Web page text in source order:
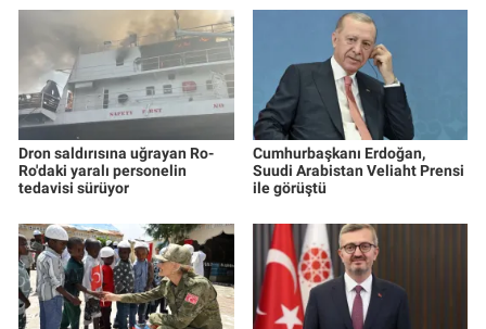
Dron saldırısına uğrayan Ro-
Ro'daki yaralı personelin
tedavisi sürüyor
Cumhurbaşkanı Erdoğan,
Suudi Arabistan Veliaht Prensi
ile görüştü